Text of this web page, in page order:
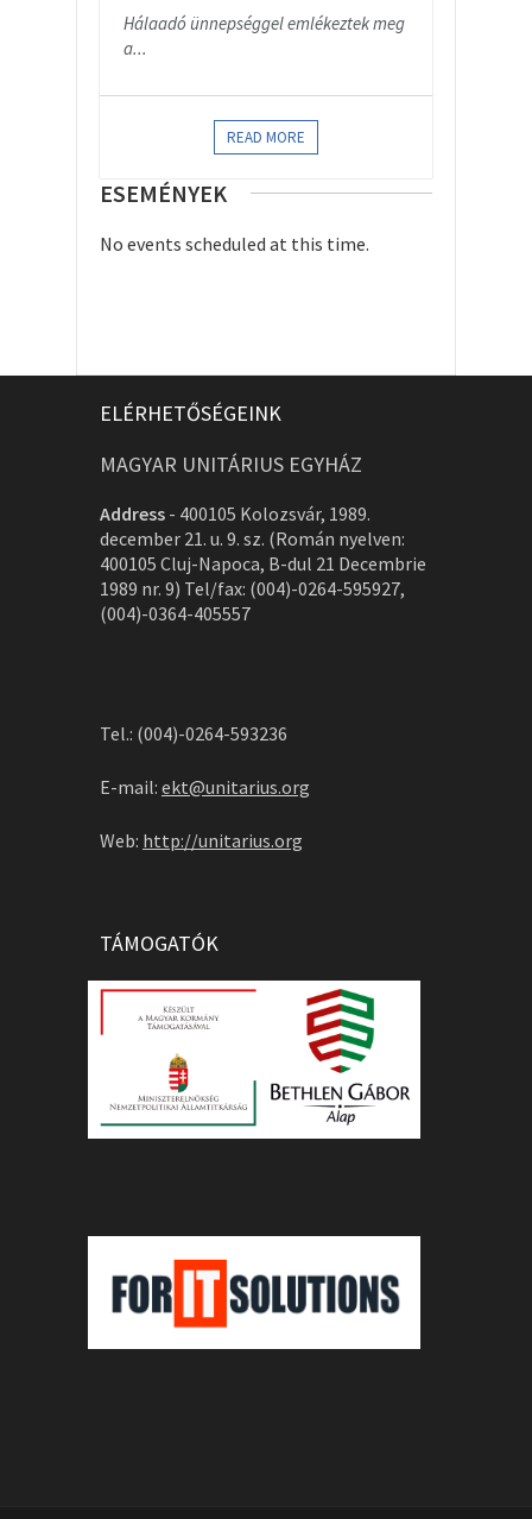
Hálaadó ünnepséggel emlékeztek meg
a...
READ MORE
ESEMÉNYEK
No events scheduled at this time.
ELÉRHETŐSÉGEINK
MAGYAR UNITÁRIUS EGYHÁZ
Address - 400105 Kolozsvár, 1989.
december 21. u. 9. sz. (Román nyelven:
400105 Cluj-Napoca, B-dul 21 Decembrie
1989 nr. 9) Tel/fax: (004)-0264-595927,
(004)-0364-405557
Tel.: (004)-0264-593236
E-mail: ekt@unitarius.org
Web: http://unitarius.org
TÁMOGATÓK